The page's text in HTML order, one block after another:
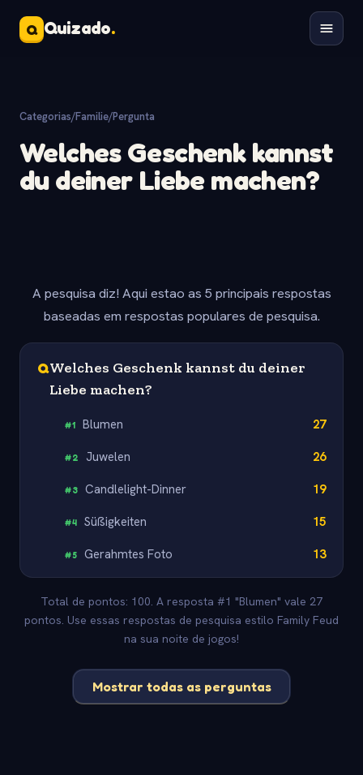
Q Quizado.
Categorias/Familie/Pergunta
Welches Geschenk kannst
du deiner Liebe machen?
A pesquisa diz! Aqui estao as 5 principais respostas
baseadas em respostas populares de pesquisa.
QWelches Geschenk kannst du deiner
Liebe machen?
#1 Blumen 27
#2 Juwelen 26
#3 Candlelight-Dinner 19
#4 Süßigkeiten 15
#5 Gerahmtes Foto 13
Total de pontos: 100. A resposta #1 "Blumen" vale 27
pontos. Use essas respostas de pesquisa estilo Family Feud
na sua noite de jogos!
Mostrar todas as perguntas